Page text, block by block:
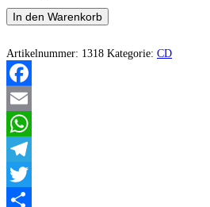
Dementia
Ad
-
De
Gaia,
Le
Poison...
Menge
In den Warenkorb
Artikelnummer: 1318 Kategorie: CD
Facebook
Email
WhatsApp
Telegram
Twitter